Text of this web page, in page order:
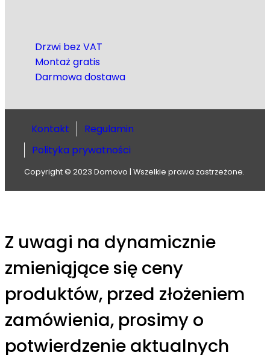
Drzwi bez VAT
Montaż gratis
Darmowa dostawa
Kontakt
Regulamin
Polityka prywatności
Copyright © 2023 Domovo | Wszelkie prawa zastrzeżone.
Z uwagi na dynamicznie
zmieniąjące się ceny
produktów, przed złożeniem
zamówienia, prosimy o
potwierdzenie aktualnych